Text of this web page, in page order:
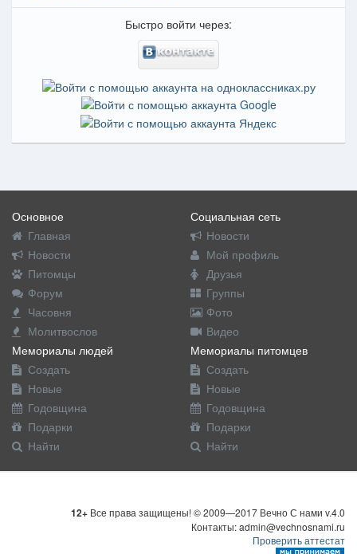
Быстро войти через:
Основное
Главная
Новости
Питомцы
Форум
Часовня
Молитвослов
Социальная сеть
Новости
Мой профиль
Друзья
Группы
Фото
Видео
Мемориалы людей
Создать
Новые
Годовщина
Подарки
Найти
Мемориалы питомцев
Создать
Новые
Годовщина
Подарки
Найти
12+ Все права защищены! © 2009—2017 Вечно С нами v.4.0
Контакты: admin@vechnosnami.ru
Проверить аттестат